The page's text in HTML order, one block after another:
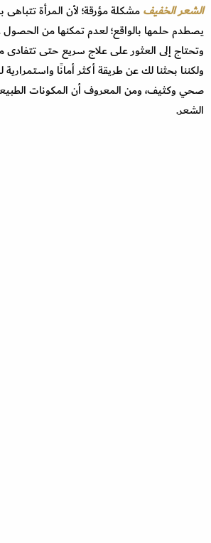
الشعر الخفيفمشكلة مؤرقة؛ لأن المرأة تتباهى
يصطدم حلمها بالواقع؛ لعدم تمكنها من
وتحتاج إلى العثور على علاج سريع حتى
ولكننا بحثنا لك عن طريقة أكثر أمانًا
صحي وكثيف، ومن المعروف أن المكونات
الشعر.